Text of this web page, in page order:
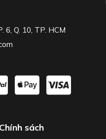
6, Q. 10, TP. HCM
Chính sách